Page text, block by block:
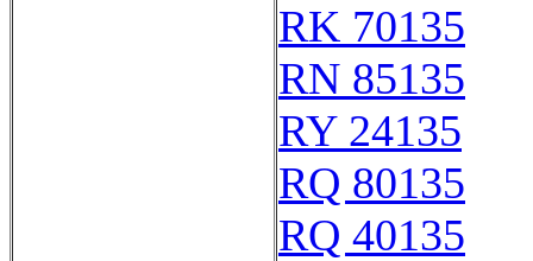
RK 70135
RN 85135
RY 24135
RQ 80135
RQ 40135